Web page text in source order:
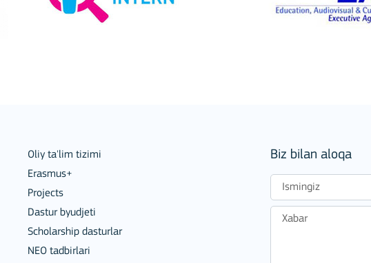
Oliy ta'lim tizimi
Erasmus+
Projects
Dastur byudjeti
Scholarship dasturlar
NEO tadbirlari
Biz bilan aloqa